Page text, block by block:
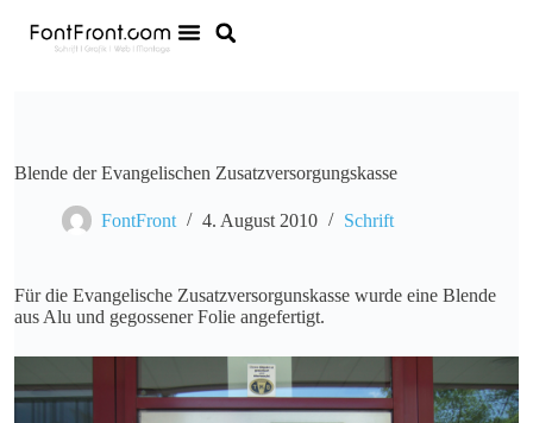
Blende der Evangelischen Zusatzversorgungskasse
FontFront 4. August 2010 Schrift
Für die Evangelische Zusatzversorgunskasse wurde eine Blende
aus Alu und gegossener Folie angefertigt.